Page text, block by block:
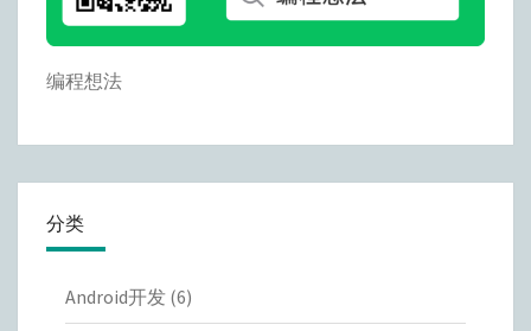
编程想法
分类
Android开发 (6)